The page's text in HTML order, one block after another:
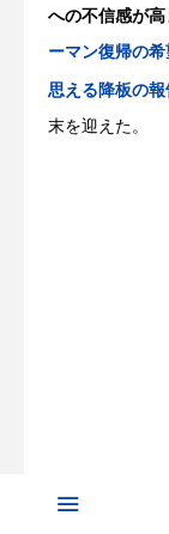
への不信感が高
ーマン復帰の
思える降板の報
末を迎えた。